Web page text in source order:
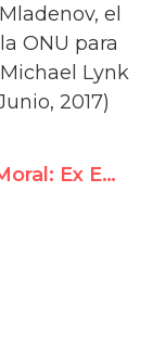
el
ONU para
Lynk
2017)
Coraje Moral: Ex Embajador de México ante la UNESCO recibirá Premio de Derecho Humanos